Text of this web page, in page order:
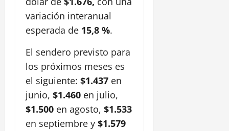
variación interanual
esperada de 15,8 %.
El sendero previsto para
los próximos meses es
el siguiente: $1.437 en
junio, $1.460 en julio,
$1.500 en agosto, $1.533
en septiembre y $1.579